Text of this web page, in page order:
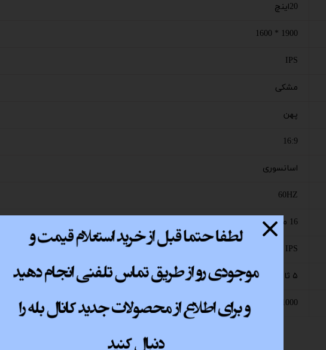
imack
20اینچ
1900 * 1600
IPS
مشکی
پهن
16:9
اسانسوری
60HZ
16 میلیون رنگ
IPS
۵ ثانیه
1:1000